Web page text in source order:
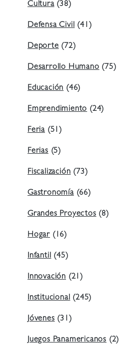
Cultura(38)
Defensa Civil(41)
Deporte(72)
Desarrollo Humano(75)
Educación(46)
Emprendimiento(24)
Feria (51)
Ferias(5)
Fiscalización(73)
Gastronomía(66)
Grandes Proyectos(8)
Hogar (16)
Infantil(45)
Innovación (21)
Institucional(245)
Jóvenes(31)
Juegos Panamericanos (2)